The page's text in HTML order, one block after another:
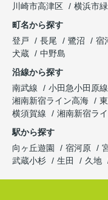
川崎市高津区
横浜市
町名から探す
登戸
長尾 鷺沼 宿
犬蔵
中野島
沿線から探す
南武線
小田急小田原線
湘南新宿ライン高海
横須賀線
湘南新宿ラ
駅から探す
向ヶ丘遊園
宿河原
武蔵小杉
生田 久地